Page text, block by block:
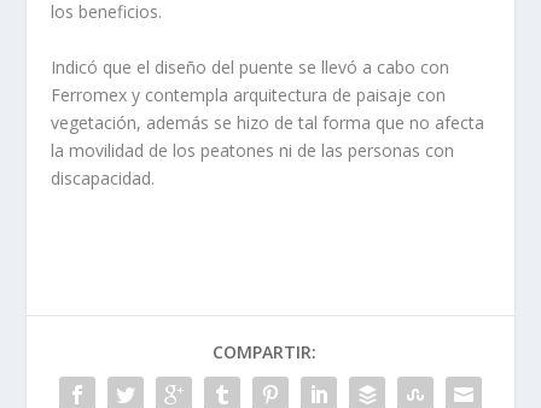
los beneficios.
Indicó que el diseño del puente se llevó a cabo con
Ferromex y contempla arquitectura de paisaje con
vegetación, además se hizo de tal forma que no afecta
la movilidad de los peatones ni de las personas con
discapacidad.
COMPARTIR: